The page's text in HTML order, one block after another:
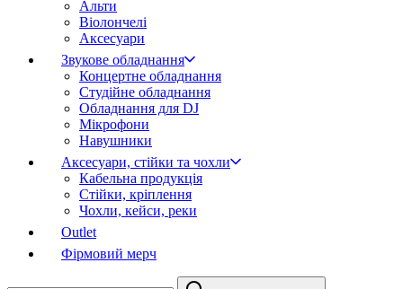
Альти
Віолончелі
Аксесуари
Звукове обладнання
Концертне обладнання
Студійне обладнання
Обладнання для DJ
Мікрофони
Навушники
Аксесуари, стійки та чохли
Кабельна продукція
Стійки, кріплення
Чохли, кейси, реки
Outlet
Фірмовий мерч